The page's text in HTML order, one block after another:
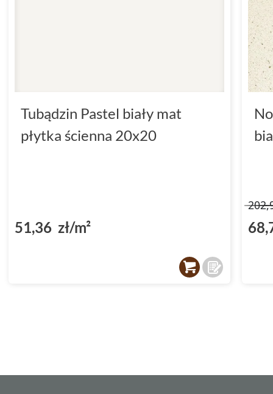
Tubądzin Pastel biały mat
płytka ścienna 20x20
51,36 zł/m²